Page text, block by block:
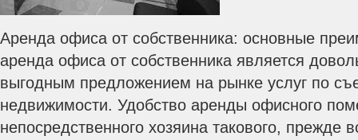
Аренда офиса от собственника: основные
аренда офиса от собственника является
выгодным предложением на рынке услуг по
недвижимости. Удобство аренды офисного
непосредственного хозяина такового, прежде